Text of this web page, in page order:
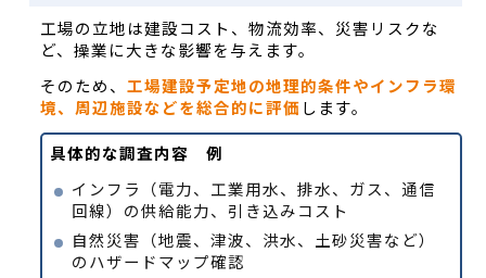
工場の立地は建設コスト、物流効率、災害リスクな
ど、操業に大きな影響を与えます。
そのため、工場建設予定地の地理的条件やインフラ環
境、周辺施設などを総合的に評価します。
具体的な調査内容 例
インフラ（電力、工業用水、排水、ガス、通信
回線）の供給能力、引き込みコスト
自然災害（地震、津波、洪水、土砂災害など）
のハザードマップ確認